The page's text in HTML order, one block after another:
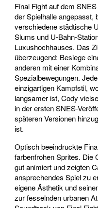
Final Fight auf dem
der Spielhalle angepasst,
verschiedene städtische
Slums und U-Bahn-
Luxushochhauses. Das
überzeugend: Besiege
anderen mit einer
Spezialbewegungen.
einzigartigen Kampfstil,
langsamer ist, Cody
in der ersten SNES-
späteren Versionen
ist.
Optisch beeindruckte
farbenfrohen Sprites. Die
gut animiert und zeigten
ansprechendes Spiel zu
eigene Ästhetik und
zur fesselnden urbanen